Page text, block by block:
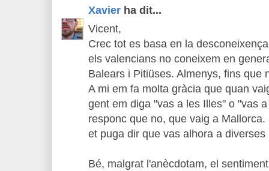
Xavier ha dit...
Vicent,
Crec tot es basa en la
els valencians no coneixem en
Balears i Pitiüses. Almenys, fins que
A mi em fa molta gràcia que quan
gent em diga "vas a les Illes" o "vas
responc que no, que vaig a
et puga dir que vas alhora a diverses
Bé, malgrat l'anècdotam, el